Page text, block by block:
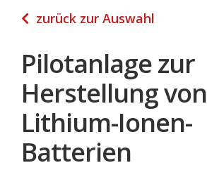
zurück zur Auswahl
Pilotanlage zur
Herstellung von
Lithium-Ionen-
Batterien